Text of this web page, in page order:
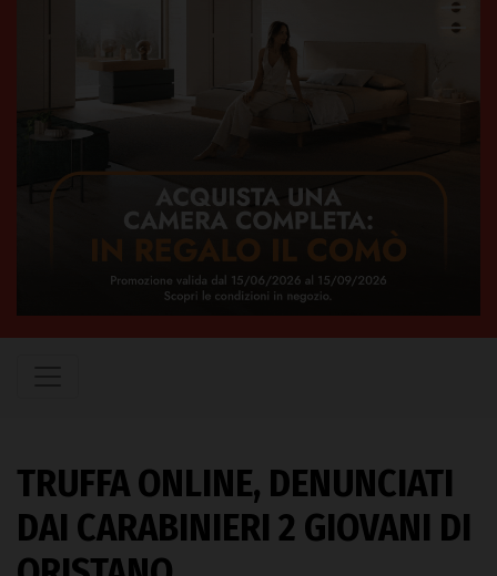
TRUFFA ONLINE, DENUNCIATI
DAI CARABINIERI 2 GIOVANI DI